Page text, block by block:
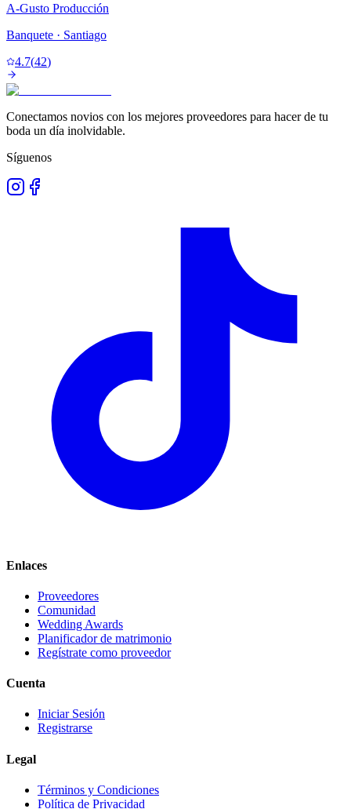
A-Gusto Producción
Banquete · Santiago
4.7(42)
Conectamos novios con los mejores proveedores para hacer de tu
boda un día inolvidable.
Síguenos
Enlaces
Proveedores
Comunidad
Wedding Awards
Planificador de matrimonio
Regístrate como proveedor
Cuenta
Iniciar Sesión
Registrarse
Legal
Términos y Condiciones
Política de Privacidad